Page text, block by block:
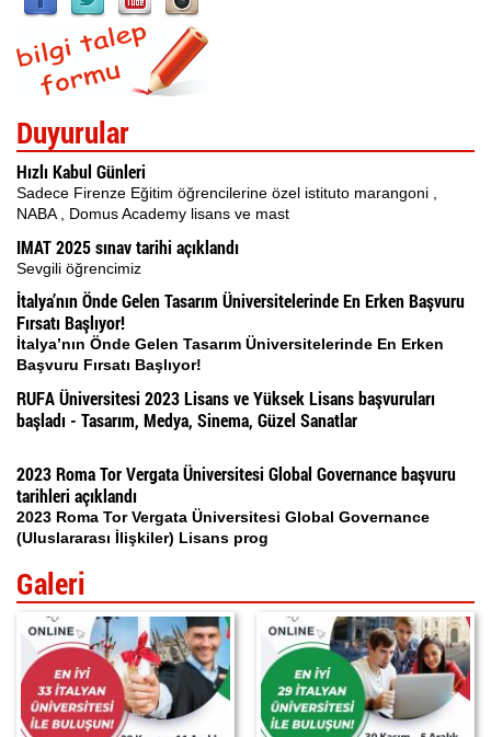
Duyurular
Hızlı Kabul Günleri
Sadece Firenze Eğitim öğrencilerine özel istituto marangoni ,
NABA , Domus Academy lisans ve mast
IMAT 2025 sınav tarihi açıklandı
Sevgili öğrencimiz
İtalya’nın Önde Gelen Tasarım Üniversitelerinde En Erken Başvuru
Fırsatı Başlıyor!
İtalya’nın Önde Gelen Tasarım Üniversitelerinde En Erken
Başvuru Fırsatı Başlıyor!
RUFA Üniversitesi 2023 Lisans ve Yüksek Lisans başvuruları
başladı - Tasarım, Medya, Sinema, Güzel Sanatlar
2023 Roma Tor Vergata Üniversitesi Global Governance başvuru
tarihleri açıklandı
2023 Roma Tor Vergata Üniversitesi Global Governance
(Uluslararası İlişkiler) Lisans prog
Galeri